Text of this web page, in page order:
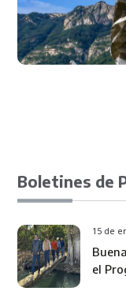
Boletines de
15 de
el